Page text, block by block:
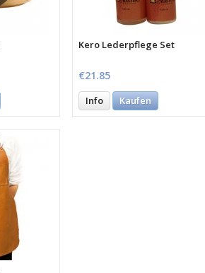
Kero Lederpflege Set
€21.85
Info Kaufen